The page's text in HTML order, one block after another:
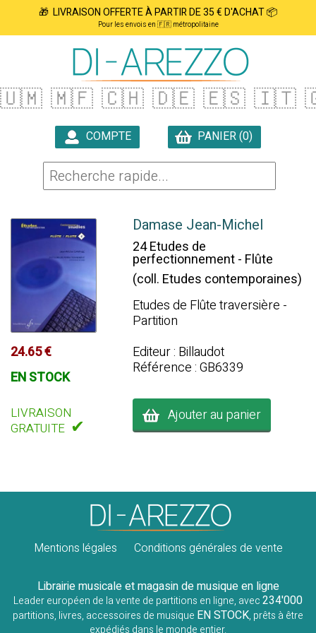
🎁 LIVRAISON OFFERTE À PARTIR DE 35 € D'ACHAT 📦
Pour les envois en 🇫🇷 métropolitaine
🇺🇲 🇲🇫 🇨🇭 🇩🇪 🇪🇸 🇮🇹
COMPTE
PANIER (0)
24.65 €
EN STOCK
LIVRAISON
GRATUITE ✔
Damase Jean-Michel
24 Etudes de
perfectionnement - Flûte
(coll. Etudes contemporaines)
Etudes de Flûte traversière -
Partition
Editeur : Billaudot
Référence : GB6339
Ajouter au panier
Mentions légales Conditions générales de vente
Librairie musicale et magasin de musique en ligne
Leader européen de la vente de partitions en ligne, avec234'000
partitions, livres, accessoires de musique EN STOCK, prêts à être
expédiés dans le monde entier.